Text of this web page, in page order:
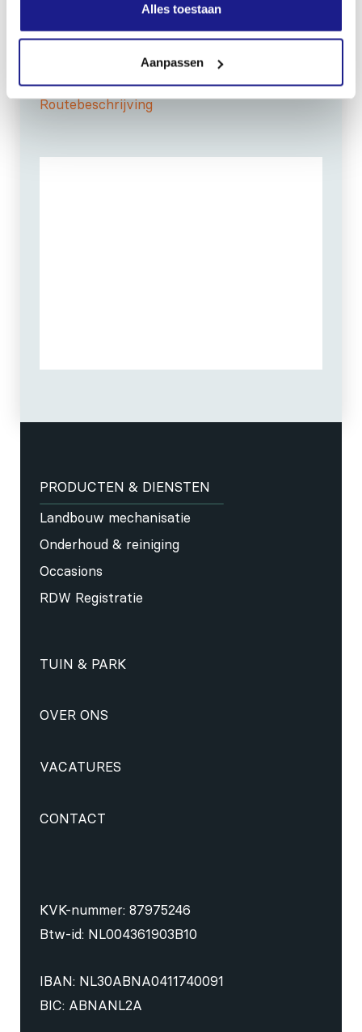
Alles toestaan
Aanpassen
Maandag t/m vrijdag: 07:30 - 17:00
Zaterdag: 09:00 - 12:00
Zondag: gesloten
Routebeschrijving
PRODUCTEN & DIENSTEN
Landbouw mechanisatie
Onderhoud & reiniging
Occasions
RDW Registratie
TUIN & PARK
OVER ONS
VACATURES
CONTACT
KVK-nummer: 87975246
Btw-id: NL004361903B10
IBAN: NL30ABNA0411740091
BIC: ABNANL2A